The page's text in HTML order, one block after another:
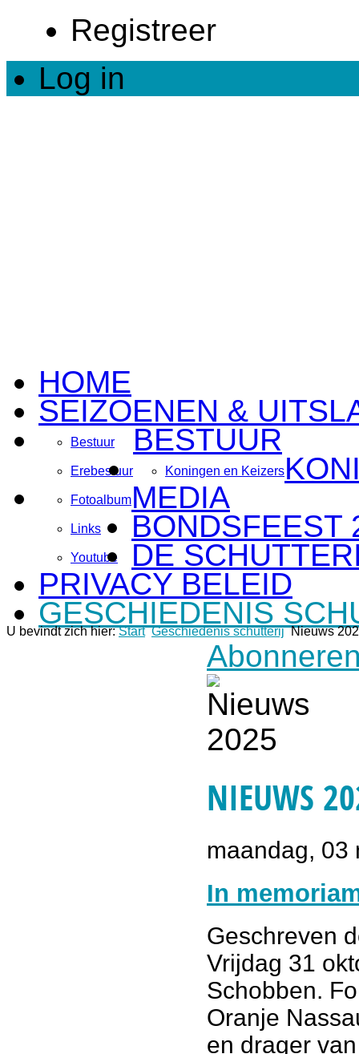
Registreer
Log in
HOME
SEIZOENEN &
BESTUUR
Bestuur
Erebestuur Koningen en Keizers
MEDIA
Fotoalbum
Links
Youtube
BONDSFEEST
DE
PRIVACY BELEID
GESCHIEDENIS
U bevindt zich hier:Start Geschiedenis schutterij Nieuws
NIEUWS
maandag, 03
In
Geschreven
Vrijdag 31
Schobben.
Oranje
en drager